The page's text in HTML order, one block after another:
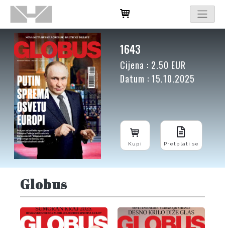
1643
Cijena : 2.50 EUR
Datum : 15.10.2025
Kupi Pretplati se
Globus